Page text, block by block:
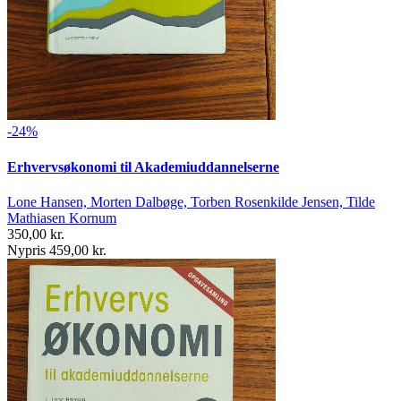
-24%
Erhvervsøkonomi til Akademiuddannelserne
Lone Hansen, Morten Dalbøge, Torben Rosenkilde Jensen, Tilde
Mathiasen Kornum
350,00 kr.
Nypris 459,00 kr.